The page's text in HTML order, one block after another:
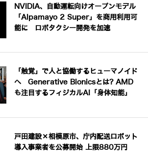
NVIDIA、自動運転向けオープンモデル
「Alpamayo 2 Super」を商用利用可
能に ロボタクシー開発を加速
「触覚」で人と協働するヒューマノイド
へ Generative Bionicsとは? AMD
も注目するフィジカルAI「身体知能」
戸田建設×相模原市、庁内配送ロボット
導入事業者を公募開始 上限880万円